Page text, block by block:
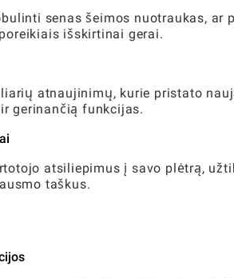
senas šeimos nuotraukas,
išskirtinai gerai.
atnaujinimų, kurie pristato
gerinančią funkcijas.
atsiliepimus į savo plėtrą,
taškus.